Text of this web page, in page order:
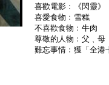
喜歡電影﹕《閃靈》
喜愛食物﹕雪糕
不喜歡食物﹕牛肉
尊敬的人物﹕父﹑母
難忘事情﹕獲「全港